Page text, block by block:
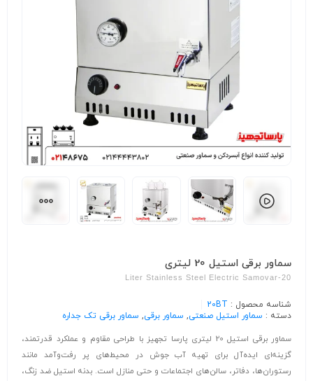
سماور برقی استیل 20 لیتری
20-Liter Stainless Steel Electric Samovar
شناسه محصول : 20BT
دسته : سماور استیل صنعتی, سماور برقی, سماور برقی تک جداره
سماور برقی استیل 20 لیتری پارسا تجهیز با طراحی مقاوم و عملکرد قدرتمند،
گزینه‌ای ایده‌آل برای تهیه آب جوش در محیط‌های پر رفت‌وآمد مانند
رستوران‌ها، دفاتر، سالن‌های اجتماعات و حتی منازل است. بدنه استیل ضد زنگ،